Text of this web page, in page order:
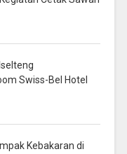
Swiss-Bel Hotel
Kebakaran di